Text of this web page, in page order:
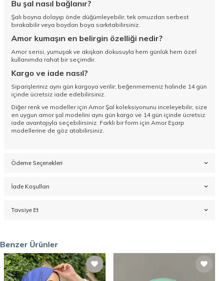
Bu şal nasıl bağlanır?
Şalı boyna dolayıp önde düğümleyebilir, tek omuzdan serbest
bırakabilir veya boydan boya sarkıtabilirsiniz.
Amor kumaşın en belirgin özelliği nedir?
Amor serisi, yumuşak ve akışkan dokusuyla hem günlük hem özel
kullanımda rahat bir seçimdir.
Kargo ve iade nasıl?
Siparişleriniz aynı gün kargoya verilir; beğenmemeniz halinde 14 gün
içinde ücretsiz iade edebilirsiniz.
Diğer renk ve modeller için Amor Şal koleksiyonunu inceleyebilir, size
en uygun amor şal modelini aynı gün kargo ve 14 gün içinde ücretsiz
iade avantajıyla seçebilirsiniz. Farklı bir form için Amor Eşarp
modellerine de göz atabilirsiniz.
Ödeme Seçenekleri
İade Koşulları
Tavsiye Et
Benzer Ürünler